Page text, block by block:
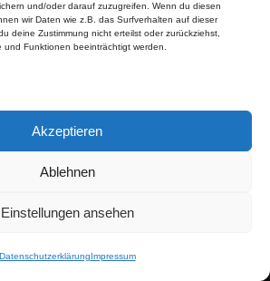
und/oder darauf zuzugreifen. Wenn du diesen
wir Daten wie z.B. das Surfverhalten auf dieser
deine Zustimmung nicht erteilst oder zurückziehst,
und Funktionen beeinträchtigt werden.
Akzeptieren
Ablehnen
Einstellungen ansehen
DatenschutzerklärungImpressum
enthält Werbung in Form von
eine kleine Provision, ohne